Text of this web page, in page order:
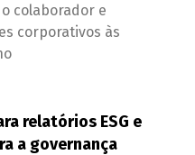
colaborador e
corporativos às
relatórios ESG e
a governança